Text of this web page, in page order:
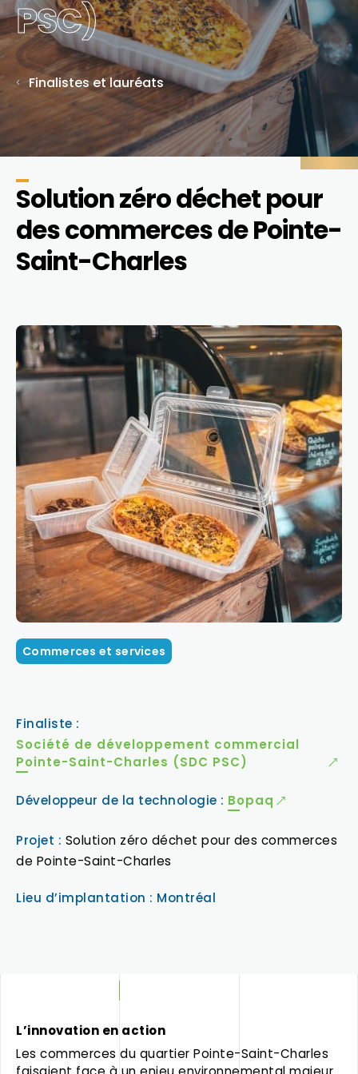
PSC)
Finalistes et lauréats
Solution zéro déchet pour
des commerces de Pointe-
Saint-Charles
Commerces et services
Finaliste :
Société de développement commercial
Pointe-Saint-Charles (SDC PSC)
Développeur de la technologie : Bopaq
Projet : Solution zéro déchet pour des commerces
de Pointe-Saint-Charles
Lieu d’implantation : Montréal
L’innovation en action
Les commerces du quartier Pointe-Saint-Charles